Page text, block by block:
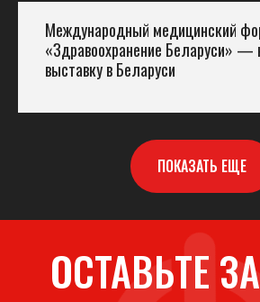
Международный медицинский
«Здравоохранение Беларуси» —
выставку в Беларуси
ПОКАЗАТЬ ЕЩЕ
ОСТАВЬТЕ